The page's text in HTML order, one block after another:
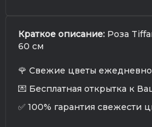
Краткое описание: Роза
60 см
🌹 Свежие цветы
💌 Бесплатная открытка к
✅ 100% гарантия свежести